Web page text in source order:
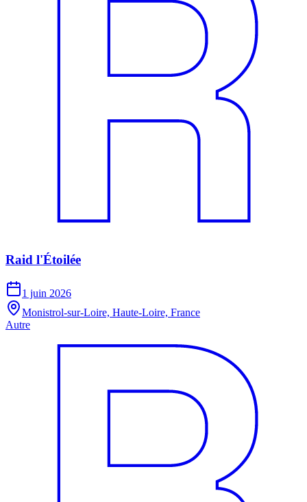
Raid l'Étoilée
1 juin 2026
Monistrol-sur-Loire, Haute-Loire, France
Autre